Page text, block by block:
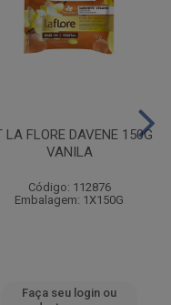
LA FLORE DAVENE 150G
VANILA
Código: 112876
Embalagem: 1X150G
Faça seu login ou